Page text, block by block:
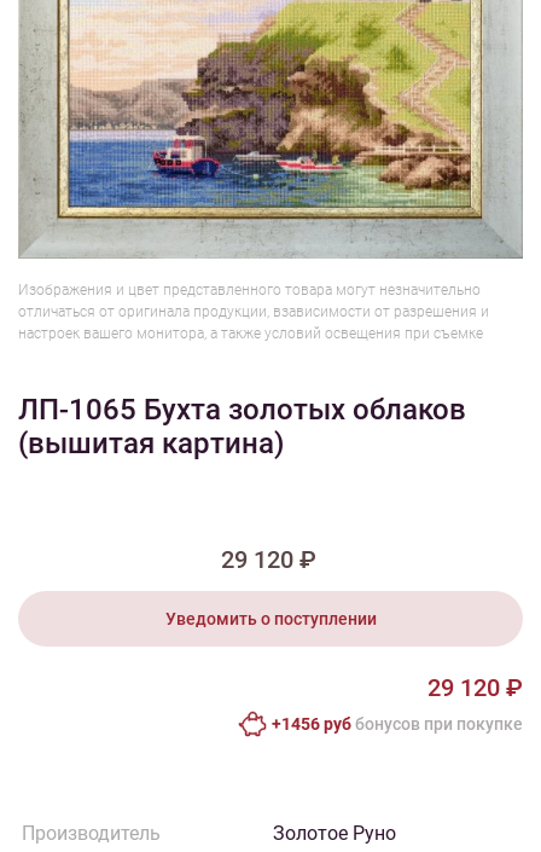
1/2
Изображения и цвет представленного товара могут незначительно
отличаться от оригинала продукции, взависимости от разрешения и
настроек вашего монитора, а также условий освещения при съемке
ЛП-1065 Бухта золотых облаков
(вышитая картина)
29 120 ₽
Уведомить о поступлении
29 120 ₽
+1456 руббонусов при покупке
Производитель Золотое Руно